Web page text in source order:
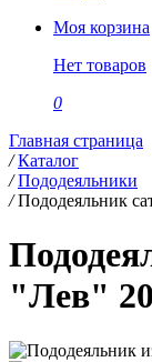
Моя корзина
Нет товаров
0
Главная страница
/ Каталог
/ Пододеяльники
/ Пододеяльник
"Лев"